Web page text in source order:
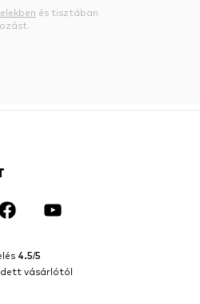
és tisztában
4.5/5
vásárlótól